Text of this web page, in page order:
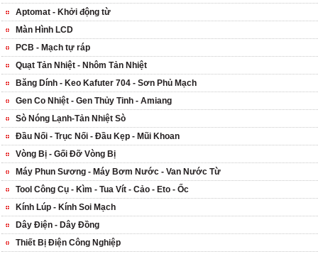
Aptomat - Khởi động từ
Màn Hình LCD
PCB - Mạch tự ráp
Quạt Tản Nhiệt - Nhôm Tản Nhiệt
Băng Dính - Keo Kafuter 704 - Sơn Phủ Mạch
Gen Co Nhiệt - Gen Thủy Tinh - Amiang
Sò Nóng Lạnh-Tản Nhiệt Sò
Đầu Nối - Trục Nối - Đầu Kẹp - Mũi Khoan
Vòng Bị - Gối Đỡ Vòng Bị
Máy Phun Sương - Máy Bơm Nước - Van Nước Từ
Tool Công Cụ - Kìm - Tua Vít - Cảo - Eto - Ốc
Kính Lúp - Kính Soi Mạch
Dây Điện - Dây Đồng
Thiết Bị Điện Công Nghiệp